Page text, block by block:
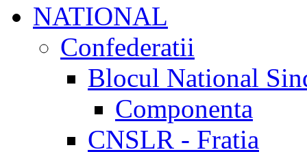
NATIONAL
Confederatii
Blocul National
Componenta
CNSLR - Fratia